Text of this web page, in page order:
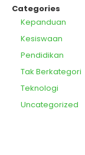
Categories
Kepanduan
Kesiswaan
Pendidikan
Tak Berkategori
Teknologi
Uncategorized